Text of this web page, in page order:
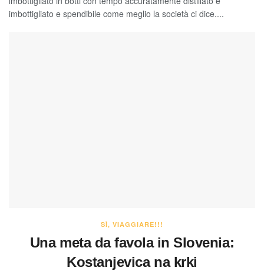
imbottigliato e spendibile come meglio la società ci dice....
SÌ, VIAGGIARE!!!
Una meta da favola in Slovenia:
Kostanjevica na krki